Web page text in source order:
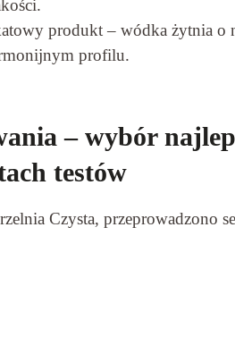
produkt – wódka żytnia o
profilu.
– wybór
testów
Czysta, przeprowadzono